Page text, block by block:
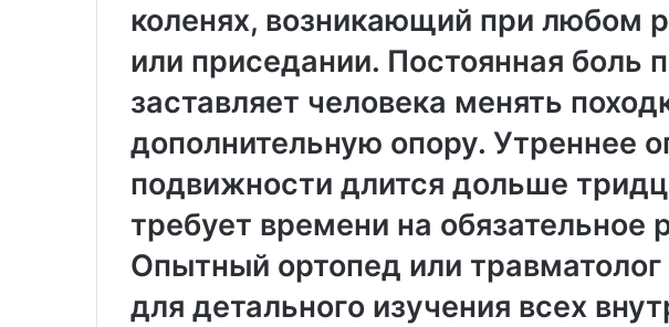
коленях, возникающий при любом
или приседании. Постоянная боль
заставляет человека менять
дополнительную опору. Утреннее
подвижности длится дольше
требует времени на обязательное
Опытный ортопед или
для детального изучения всех